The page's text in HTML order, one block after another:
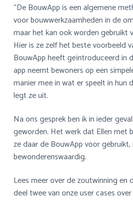
“De BouwApp is een algemene
voor bouwwerkzaamheden in de
maar het kan ook worden gebruikt
Hier is ze zelf het beste voorbeeld
BouwApp heeft geïntroduceerd in
app neemt bewoners op een
manier mee in wat er speelt in hun
legt ze uit.
Na ons gesprek ben ik in ieder
geworden. Het werk dat Ellen met
ze daar de BouwApp voor
bewonderenswaardig.
Lees meer over de zoutwinning en
deel twee van onze user cases